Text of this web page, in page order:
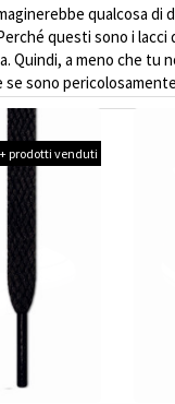
qualcosa di
questi sono i lacci
Quindi, a meno che tu
sono
prodotti venduti